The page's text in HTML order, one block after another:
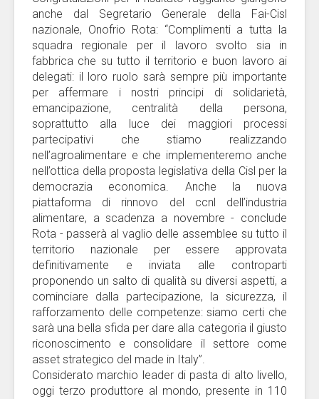
anche dal Segretario Generale della Fai-Cisl
nazionale, Onofrio Rota: “Complimenti a tutta la
squadra regionale per il lavoro svolto sia in
fabbrica che su tutto il territorio e buon lavoro ai
delegati: il loro ruolo sarà sempre più importante
per affermare i nostri principi di solidarietà,
emancipazione, centralità della persona,
soprattutto alla luce dei maggiori processi
partecipativi che stiamo realizzando
nell’agroalimentare e che implementeremo anche
nell’ottica della proposta legislativa della Cisl per la
democrazia economica. Anche la nuova
piattaforma di rinnovo del ccnl dell’industria
alimentare, a scadenza a novembre - conclude
Rota - passerà al vaglio delle assemblee su tutto il
territorio nazionale per essere approvata
definitivamente e inviata alle controparti
proponendo un salto di qualità su diversi aspetti, a
cominciare dalla partecipazione, la sicurezza, il
rafforzamento delle competenze: siamo certi che
sarà una bella sfida per dare alla categoria il giusto
riconoscimento e consolidare il settore come
asset strategico del made in Italy”.
Considerato marchio leader di pasta di alto livello,
oggi terzo produttore al mondo, presente in 110